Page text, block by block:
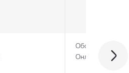
Оборудование
Онлайн-